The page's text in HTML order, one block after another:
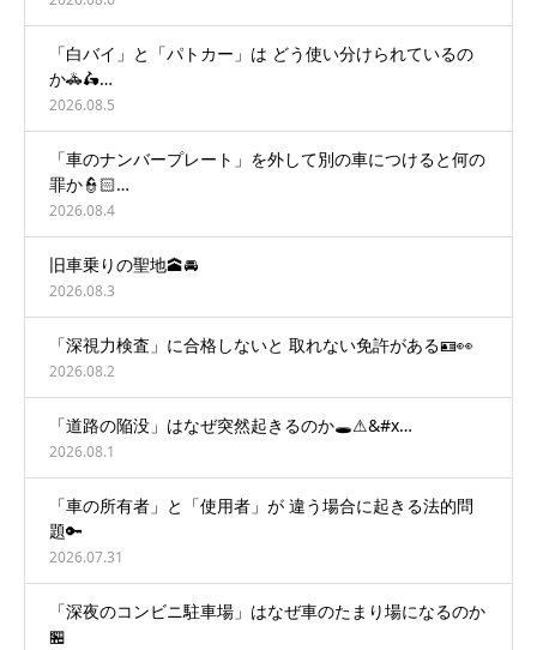
「白バイ」と「パトカー」は どう使い分けられているの
か🚓🛵…
2026.08.5
「車のナンバープレート」を外して別の車につけると何の
罪か👮🏻…
2026.08.4
旧車乗りの聖地🕋🚘
2026.08.3
「深視力検査」に合格しないと 取れない免許がある🪪👀
2026.08.2
「道路の陥没」はなぜ突然起きるのか🕳️⚠&#x…
2026.08.1
「車の所有者」と「使用者」が 違う場合に起きる法的問
題🔑
2026.07.31
「深夜のコンビニ駐車場」はなぜ車のたまり場になるのか
🏪